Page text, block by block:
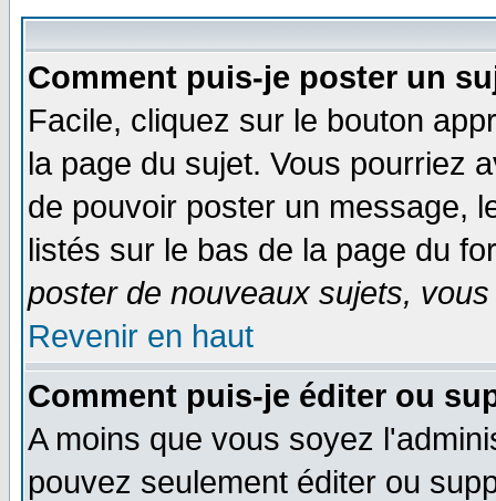
Comment puis-je poster un
Facile, cliquez sur le bouton
la page du sujet. Vous pourriez
de pouvoir poster un message,
listés sur le bas de la page du
poster de nouveaux sujets,
Revenir en haut
Comment puis-je éditer ou
A moins que vous soyez
pouvez seulement éditer ou